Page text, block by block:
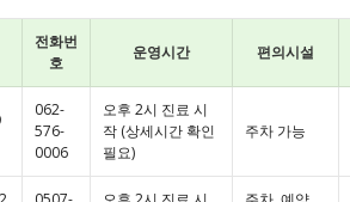
전화번
호
운영시간 편의시설
062-
576-
0006
오후 2시 진료 시
작 (상세시간 확인
필요)
주차 가능